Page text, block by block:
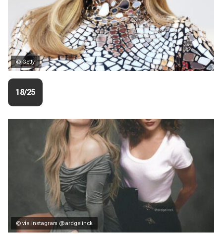
© Getty
18/25
© vía instagram @ardgelinck